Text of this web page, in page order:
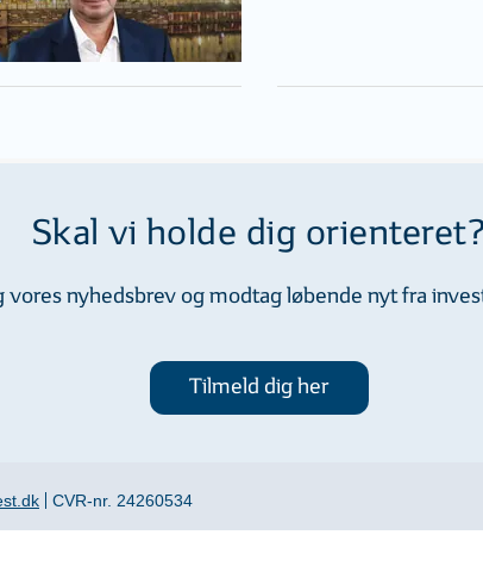
Skal vi holde dig orienteret?
vores nyhedsbrev og modtag løbende nyt fra
Tilmeld dig her
CVR-nr. 24260534